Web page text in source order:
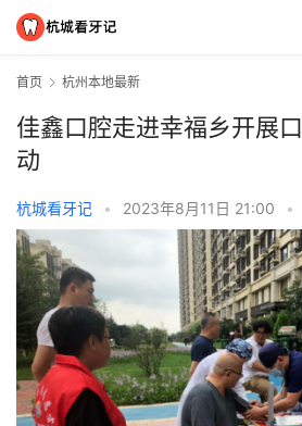
首页 杭州本地最新
佳鑫口腔走进幸福乡开展
动
杭城看牙记 • 2023年8月11日 21:00 •